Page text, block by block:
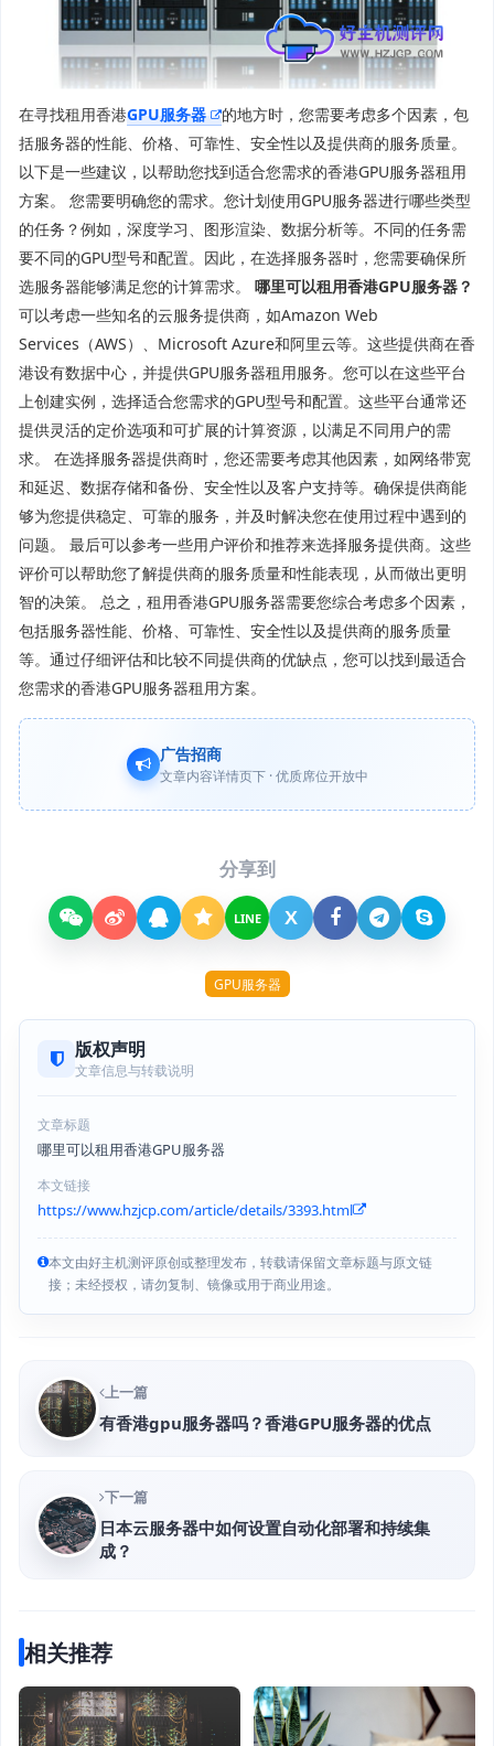
在寻找租用香港GPU服务器
的地方时，您需要考虑多个因素，包
括服务器的性能、价格、可靠性、安全性以及提供商的服务质量。
以下是一些建议，以帮助您找到适合您需求的香港GPU服务器租用
方案。 您需要明确您的需求。您计划使用GPU服务器进行哪些类型
的任务？例如，深度学习、图形渲染、数据分析等。不同的任务需
要不同的GPU型号和配置。因此，在选择服务器时，您需要确保所
选服务器能够满足您的计算需求。 哪里可以租用香港GPU服务器？
可以考虑一些知名的云服务提供商，如Amazon Web
Services（AWS）、Microsoft Azure和阿里云等。这些提供商在香
港设有数据中心，并提供GPU服务器租用服务。您可以在这些平台
上创建实例，选择适合您需求的GPU型号和配置。这些平台通常还
提供灵活的定价选项和可扩展的计算资源，以满足不同用户的需
求。 在选择服务器提供商时，您还需要考虑其他因素，如网络带宽
和延迟、数据存储和备份、安全性以及客户支持等。确保提供商能
够为您提供稳定、可靠的服务，并及时解决您在使用过程中遇到的
问题。 最后可以参考一些用户评价和推荐来选择服务提供商。这些
评价可以帮助您了解提供商的服务质量和性能表现，从而做出更明
智的决策。 总之，租用香港GPU服务器需要您综合考虑多个因素，
包括服务器性能、价格、可靠性、安全性以及提供商的服务质量
等。通过仔细评估和比较不同提供商的优缺点，您可以找到最适合
您需求的香港GPU服务器租用方案。
广告招商
文章内容详情页下 · 优质席位开放中
分享到
LINE X
GPU服务器
版权声明
文章信息与转载说明
文章标题
哪里可以租用香港GPU服务器
本文链接
https://www.hzjcp.com/article/details/3393.html
本文由好主机测评原创或整理发布，转载请保留文章标题与原文链
接；未经授权，请勿复制、镜像或用于商业用途。
上一篇
有香港gpu服务器吗？香港GPU服务器的优点
下一篇
日本云服务器中如何设置自动化部署和持续集
成？
相关推荐